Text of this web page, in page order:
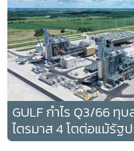
จาก 4.8 เมตร/วินาที ในไตรมาส 3/
ในไตรมาสนี้ อย่างไรก็ดี ปัจจัยบวกดังก
จากส่วนแบ่งกำไรที่ลดลงจากโครงการ
ชายฝั่งทะเล Borkum Riffgrund 2
เนื่องจาก GULF ได้ลดสัดส่วนการถือหุ้
50.00% เหลือ 24.99% โดยจำหน่าย
Keppel Group ในเดือนธันวาคม 2565
นอกจากนี้ ในไตรมาส 3/2566 GULF ยั
Profit จาก PTTNGD จำนวน 259 ล้
GULF กำไร Q3/66 ทุ
ไตรมาส 4 โตต่อแม้รัฐ